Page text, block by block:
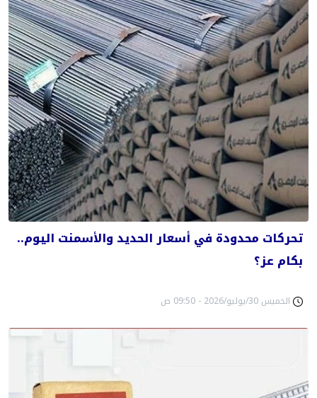
تحركات محدودة في أسعار الحديد والأسمنت اليوم..
بكام عز؟
الخميس 30/يوليو/2026 - 09:50 ص